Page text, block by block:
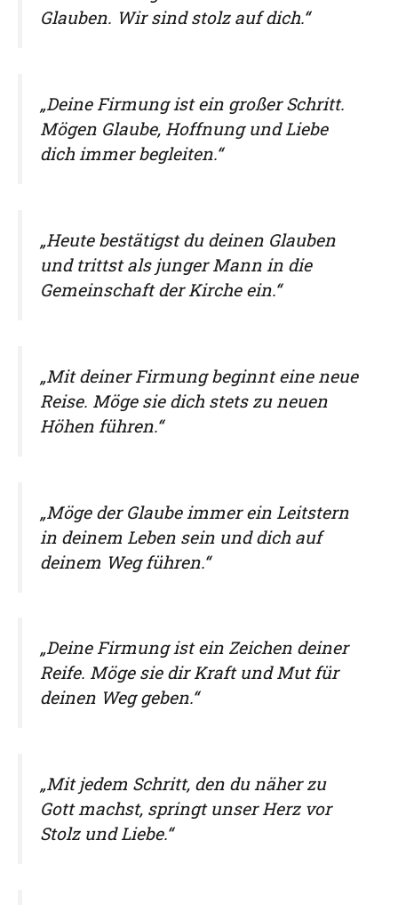
Glauben. Wir sind stolz auf dich.“
„Deine Firmung ist ein großer Schritt.
Mögen Glaube, Hoffnung und Liebe
dich immer begleiten.“
„Heute bestätigst du deinen Glauben
und trittst als junger Mann in die
Gemeinschaft der Kirche ein.“
„Mit deiner Firmung beginnt eine neue
Reise. Möge sie dich stets zu neuen
Höhen führen.“
„Möge der Glaube immer ein Leitstern
in deinem Leben sein und dich auf
deinem Weg führen.“
„Deine Firmung ist ein Zeichen deiner
Reife. Möge sie dir Kraft und Mut für
deinen Weg geben.“
„Mit jedem Schritt, den du näher zu
Gott machst, springt unser Herz vor
Stolz und Liebe.“